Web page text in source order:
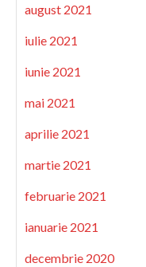
august 2021
iulie 2021
iunie 2021
mai 2021
aprilie 2021
martie 2021
februarie 2021
ianuarie 2021
decembrie 2020